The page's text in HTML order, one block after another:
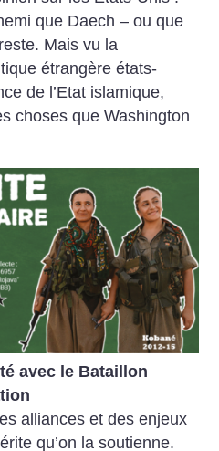
que Daech – ou que
Mais vu la
étrangère états-
de l’Etat islamique,
choses que Washington
avec le Bataillon
alliances et des enjeux
qu’on la soutienne.